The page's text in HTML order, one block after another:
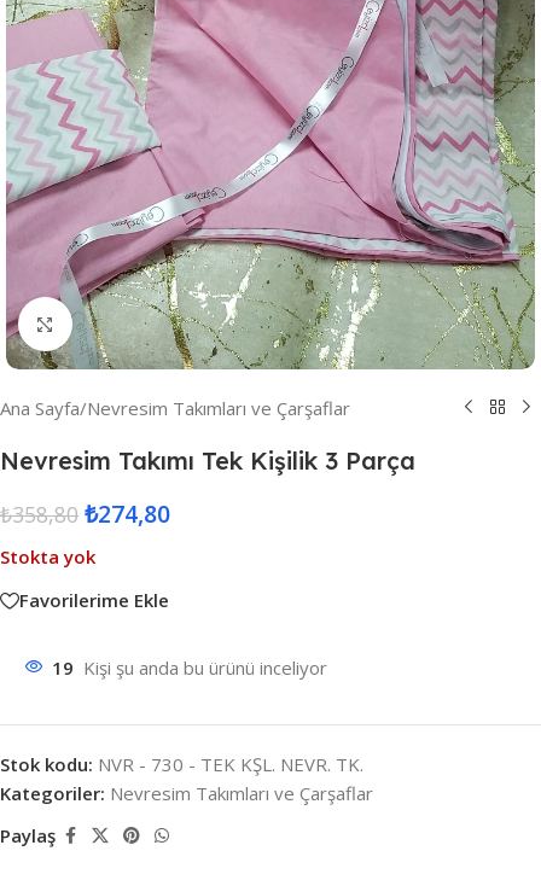
Resmi Büyüt
Ana Sayfa/Nevresim Takımları ve Çarşaflar
Nevresim Takımı Tek Kişilik 3 Parça
₺358,80 ₺274,80
Stokta yok
Favorilerime Ekle
19 Kişi şu anda bu ürünü inceliyor
Stok kodu: NVR - 730 - TEK KŞL. NEVR. TK.
Kategoriler: Nevresim Takımları ve Çarşaflar
Paylaş